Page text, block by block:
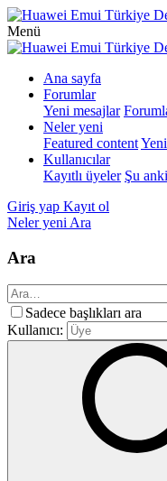
Menü
Ana sayfa
Forumlar
Yeni mesajlar
Neler yeni
Featured content
Kullanıcılar
Kayıtlı üyeler Şu
Giriş yap Kayıt ol
Neler yeni Ara
Ara
Sadece başlıkları ara
Kullanıcı: